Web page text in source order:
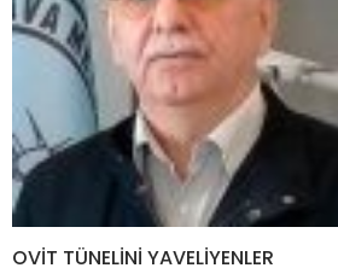
OVİT TÜNELİNİ YAVELİYENLER